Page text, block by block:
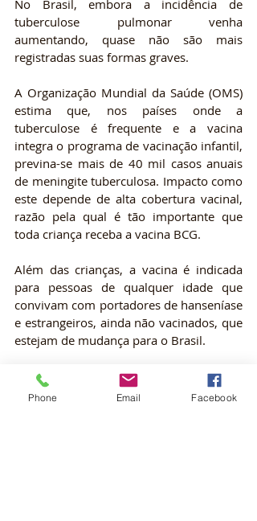
No Brasil, embora a incidência de
tuberculose pulmonar venha
aumentando, quase não são mais
registradas suas formas graves.
A Organização Mundial da Saúde (OMS)
estima que, nos países onde a
tuberculose é frequente e a vacina
integra o programa de vacinação infantil,
previna-se mais de 40 mil casos anuais
de meningite tuberculosa. Impacto como
este depende de alta cobertura vacinal,
razão pela qual é tão importante que
toda criança receba a vacina BCG.
Além das crianças, a vacina é indicada
para pessoas de qualquer idade que
convivam com portadores de hanseníase
e estrangeiros, ainda não vacinados, que
estejam de mudança para o Brasil.
Fontes:
Blog Ministério da Saúde
Phone Email Facebook